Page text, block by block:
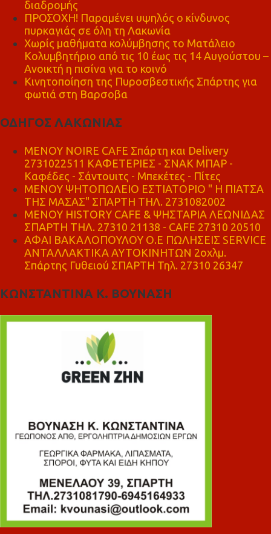
διαδρομής
ΠΡΟΣΟΧΗ! Παραμένει υψηλός ο κίνδυνος
πυρκαγιάς σε όλη τη Λακωνία
Χωρίς μαθήματα κολύμβησης το Ματάλειο
Κολυμβητήριο από τις 10 έως τις 14 Αυγούστου –
Ανοικτή η πισίνα για το κοινό
Κινητοποίηση της Πυροσβεστικής Σπάρτης για
φωτιά στη Βαρσοβα
ΟΔΗΓΟΣ ΛΑΚΩΝΙΑΣ
MENOY NOIRE CAFE Σπάρτη και Delivery
2731022511 ΚΑΦΕΤΕΡΙΕΣ - ΣΝΑΚ ΜΠΑΡ -
Καφέδες - Σάντουιτς - Μπεκέτες - Πίτες
ΜΕΝΟΥ ΨΗΤΟΠΩΛΕΙΟ ΕΣΤΙΑΤΟΡΙΟ " Η ΠΙΑΤΣΑ
ΤΗΣ ΜΑΣΑΣ" ΣΠΑΡΤΗ ΤΗΛ. 2731082002
ΜΕΝΟΥ HISTORY CAFE & ΨΗΣΤΑΡΙΑ ΛΕΩΝΙΔΑΣ
ΣΠΑΡΤΗ ΤΗΛ. 27310 21138 - CAFE 27310 20510
ΑΦΑΙ ΒΑΚΑΛΟΠΟΥΛΟΥ Ο.Ε ΠΩΛΗΣΕΙΣ SERVICE
ΑΝΤΑΛΛΑΚΤΙΚΑ ΑΥΤΟΚΙΝΗΤΩΝ 2οχλμ.
Σπάρτης Γυθειού ΣΠΑΡΤΗ Τηλ. 27310 26347
ΚΩΝΣΤΑΝΤΙΝΑ Κ. ΒΟΥΝΑΣΗ